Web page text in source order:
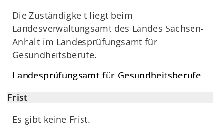
Die Zuständigkeit liegt beim
Landesverwaltungsamt des Landes Sachsen-
Anhalt im Landesprüfungsamt für
Gesundheitsberufe.
Landesprüfungsamt für Gesundheitsberufe
Frist
Es gibt keine Frist.